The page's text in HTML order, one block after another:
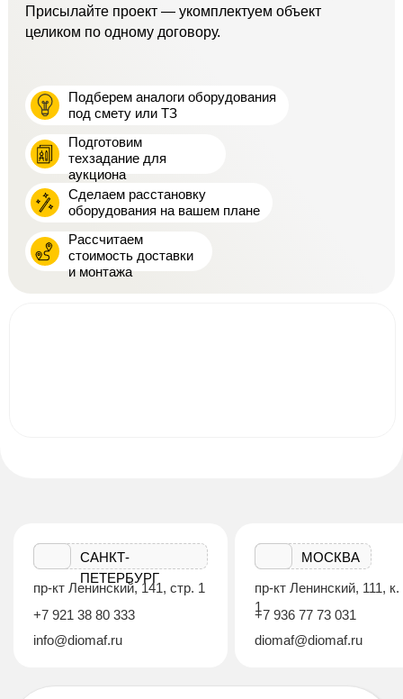
Присылайте проект — укомплектуем объект
целиком по одному договору.
Подберем аналоги оборудования
под смету или ТЗ
Подготовим
техзадание для
аукциона
Сделаем расстановку
оборудования на вашем плане
Рассчитаем
стоимость доставки
и монтажа
САНКТ-
ПЕТЕРБУРГ
пр-кт Ленинский, 141, стр. 1
+7 921 38 80 333
info@diomaf.ru
МОСКВА
пр-кт Ленинский, 111, к.
1
+7 936 77 73 031
diomaf@diomaf.ru